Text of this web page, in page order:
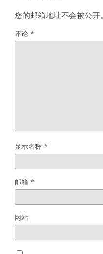
您的邮箱地址不会被公开。
评论 *
显示名称 *
邮箱 *
网站